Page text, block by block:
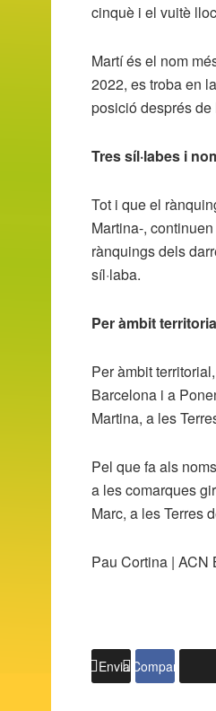
cinquè i el vuitè
Martí és el nom
2022, es troba en
posició després
Tres síl·labes i
Tot i que el
Martina-,
rànquings dels
síl·laba.
Per àmbit
Per àmbit
Barcelona i a
Martina, a les
Pel que fa als
a les comarques
Marc, a les Terres
Pau Cortina | ACN
Enviar Compartir